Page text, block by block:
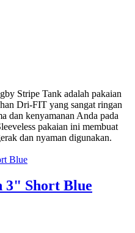
Stripe Tank adalah pakaian
Dri-FIT yang sangat ringan
dan kenyamanan Anda pada
pakaian ini membuat
dan nyaman digunakan.
3" Short Blue